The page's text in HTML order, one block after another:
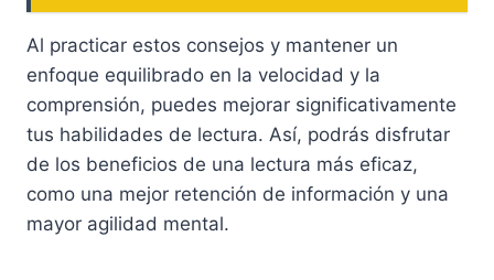
Al practicar estos consejos y mantener un
enfoque equilibrado en la velocidad y la
comprensión, puedes mejorar significativamente
tus habilidades de lectura. Así, podrás disfrutar
de los beneficios de una lectura más eficaz,
como una mejor retención de información y una
mayor agilidad mental.